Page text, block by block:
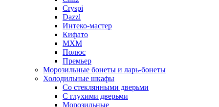
Cryspi
Dazzl
Интеко-мастер
Кифато
МХМ
Полюс
Премьер
Морозильные бонеты и ларь-бонеты
Холодильные шкафы
Со стеклянными дверьми
С глухими дверьми
Морозильные